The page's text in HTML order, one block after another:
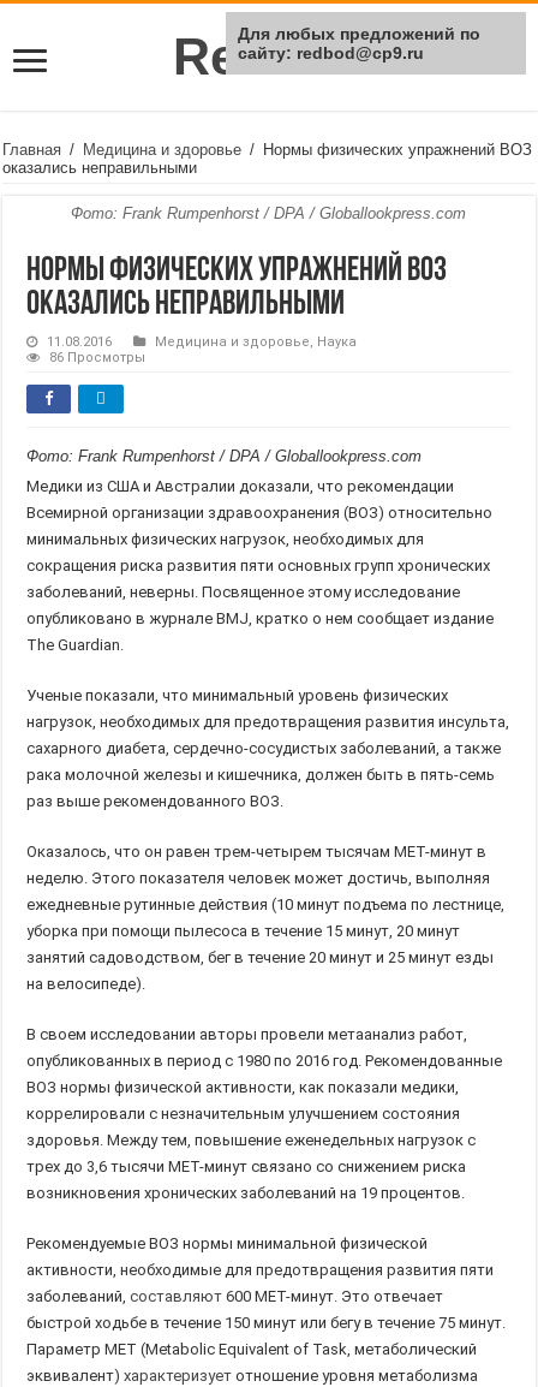
Rei Red
Главная / Медицина и здоровье / Нормы физических упражнений ВОЗ
оказались неправильными
Фото: Frank Rumpenhorst / DPA / Globallookpress.com
Нормы физических упражнений ВОЗ
оказались неправильными
11.08.2016 Медицина и здоровье, Наука
86 Просмотры
Фото: Frank Rumpenhorst / DPA / Globallookpress.com
Медики из США и Австралии доказали, что рекомендации
Всемирной организации здравоохранения (ВОЗ) относительно
минимальных физических нагрузок, необходимых для
сокращения риска развития пяти основных групп хронических
заболеваний, неверны. Посвященное этому исследование
опубликовано в журнале BMJ, кратко о нем сообщает издание
The Guardian.
Ученые показали, что минимальный уровень физических
нагрузок, необходимых для предотвращения развития инсульта,
сахарного диабета, сердечно-сосудистых заболеваний, а также
рака молочной железы и кишечника, должен быть в пять-семь
раз выше рекомендованного ВОЗ.
Оказалось, что он равен трем-четырем тысячам MET-минут в
неделю. Этого показателя человек может достичь, выполняя
ежедневные рутинные действия (10 минут подъема по лестнице,
уборка при помощи пылесоса в течение 15 минут, 20 минут
занятий садоводством, бег в течение 20 минут и 25 минут езды
на велосипеде).
В своем исследовании авторы провели метаанализ работ,
опубликованных в период с 1980 по 2016 год. Рекомендованные
ВОЗ нормы физической активности, как показали медики,
коррелировали с незначительным улучшением состояния
здоровья. Между тем, повышение еженедельных нагрузок с
трех до 3,6 тысячи MET-минут связано со снижением риска
возникновения хронических заболеваний на 19 процентов.
Рекомендуемые ВОЗ нормы минимальной физической
активности, необходимые для предотвращения развития пяти
заболеваний,составляют 600 MET-минут. Это отвечает
быстрой ходьбе в течение 150 минут или бегу в течение 75 минут.
Параметр MET (Metabolic Equivalent of Task, метаболический
эквивалент)характеризует отношение уровня метаболизма
Для любых предложений по
сайту: redbod@cp9.ru